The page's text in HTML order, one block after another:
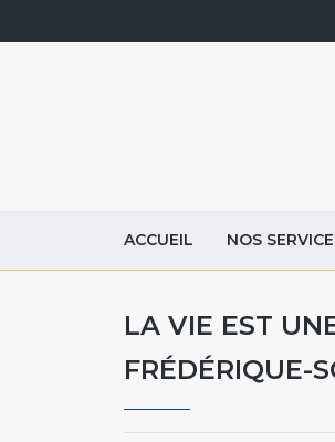
ACCUEIL NOS
LA VIE EST
FRÉDÉRIQUE-